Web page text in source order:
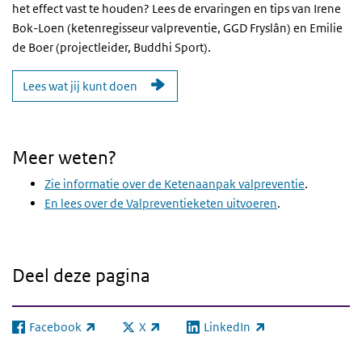
het effect vast te houden? Lees de ervaringen en tips van Irene
Bok-Loen (ketenregisseur valpreventie, GGD Fryslân) en Emilie
de Boer (projectleider, Buddhi Sport).
Lees wat jij kunt doen
Meer weten?
Zie informatie over de Ketenaanpak valpreventie.
En lees over de Valpreventieketen uitvoeren.
Deel deze pagina
Facebook
(externe link) X
(externe link) LinkedIn
(externe link)